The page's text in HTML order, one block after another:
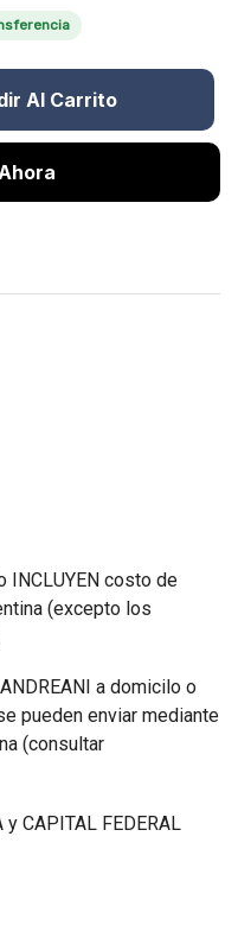
Al Carrito
costo de
(excepto los
a domicilo o
pueden enviar mediante
(consultar
CAPITAL FEDERAL